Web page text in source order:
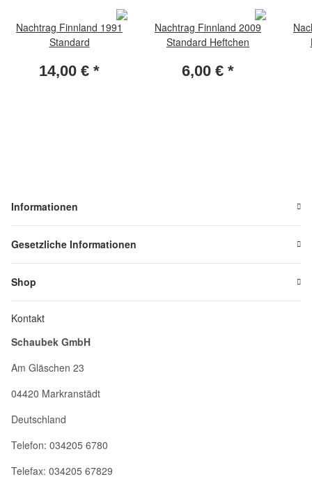
Nachtrag Finnland 1991
Standard
14,00 € *
Nachtrag Finnland 2009
Standard Heftchen
6,00 € *
Informationen
Gesetzliche Informationen
Shop
Kontakt
Schaubek GmbH
Am Gläschen 23
04420 Markranstädt
Deutschland
Telefon: 034205 6780
Telefax: 034205 67829